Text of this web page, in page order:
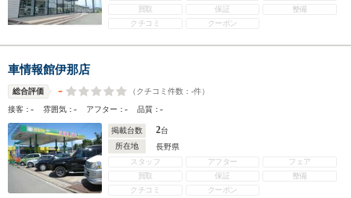
買取
保証
整備
クチコミ
クーポン
車情報館伊那店
総合評価 - （クチコミ件数： -件）
接客：- 雰囲気：- アフター：- 品質：-
掲載台数 2台
所在地
長野県
スタッフ
アフター
フェア
買取
保証
整備
クチコミ
クーポン